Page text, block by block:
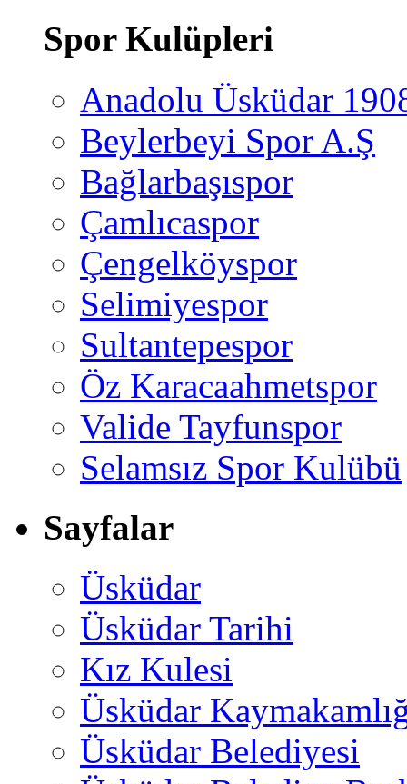
Spor Kulüpleri
Anadolu Üsküdar
Beylerbeyi Spor A.Ş
Bağlarbaşıspor
Çamlıcaspor
Çengelköyspor
Selimiyespor
Sultantepespor
Öz Karacaahmetspor
Valide Tayfunspor
Selamsız Spor Kulübü
Sayfalar
Üsküdar
Üsküdar Tarihi
Kız Kulesi
Üsküdar
Üsküdar Belediyesi